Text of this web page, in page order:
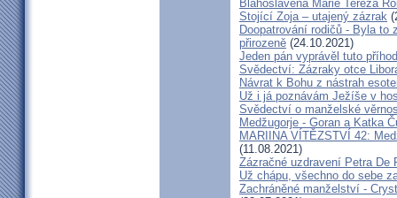
Blahoslavená Marie Tereza
Stojící Zoja – utajený zázrak
Doopatrování rodičů - Byla
přirozeně (24.10.2021)
Jeden pán vyprávěl tuto
Svědectví: Zázraky otce
Návrat k Bohu z nástrah
Už i já poznávám Ježíše v
Svědectví o manželské
Medžugorje - Goran a Katka
MARIINA VÍTĚZSTVÍ 42:
(11.08.2021)
Zázračné uzdravení Petra De
Už chápu, všechno do sebe
Zachráněné manželství -